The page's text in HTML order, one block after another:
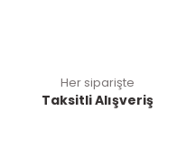
Her siparişte
Taksitli Alışveriş